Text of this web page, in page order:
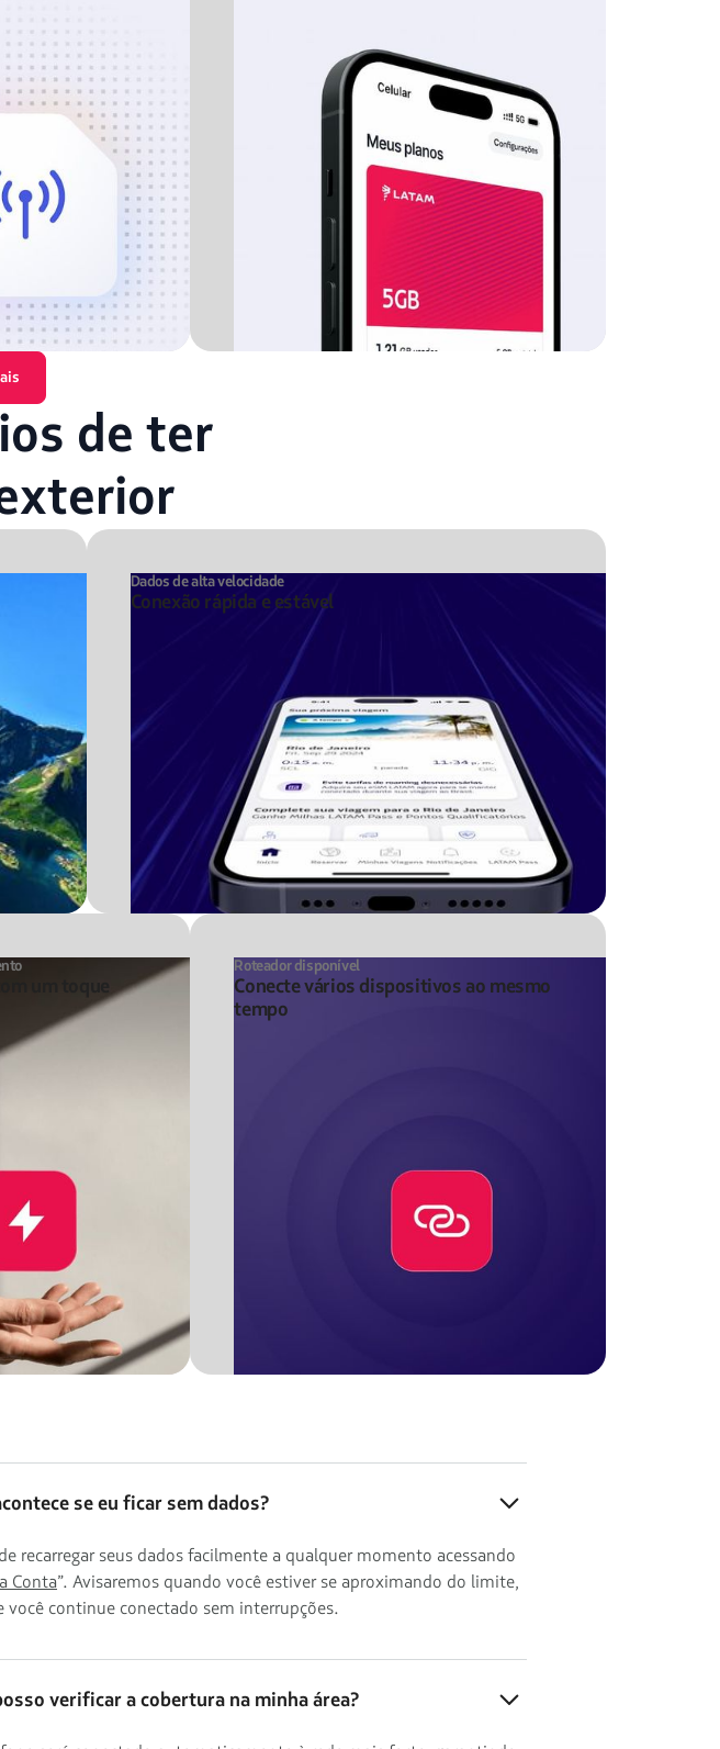
de ter
Dados de alta velocidade
Conexão rápida e estável
Roteador disponível
Conecte vários dispositivos ao mesmo
tempo
se eu ficar sem dados?
recarregar seus dados facilmente a qualquer momento acessando
Conta”. Avisaremos quando você estiver se aproximando do limite,
você continue conectado sem interrupções.
verificar a cobertura na minha área?